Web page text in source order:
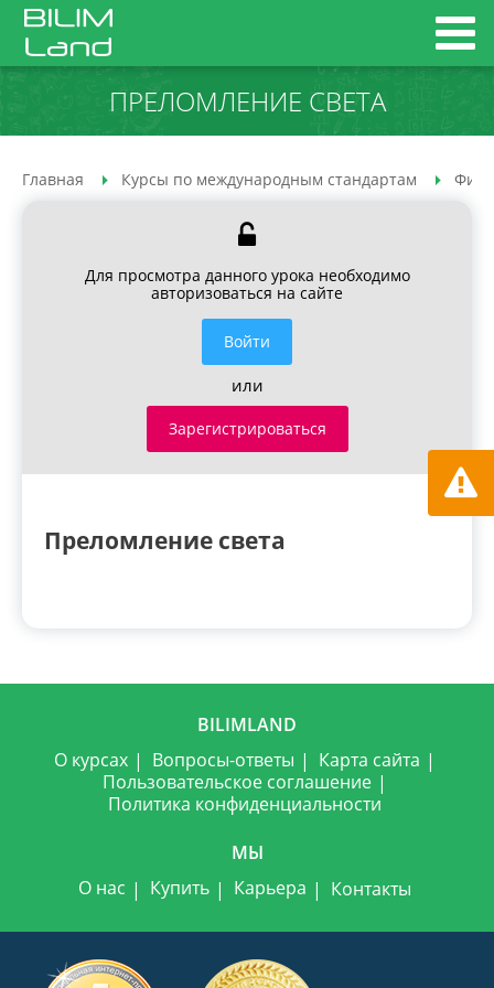
ПРЕЛОМЛЕНИЕ СВЕТА
Главная Курсы по международным стандартам
Для просмотра данного урока необходимо
авторизоваться на сайте
Войти
или
Зарегистрироваться
Преломление света
BILIMLAND
О курсах
Вопросы-ответы
Карта сайта
Пользовательское соглашение
Политика конфиденциальности
МЫ
О нас
Купить Карьера Контакты